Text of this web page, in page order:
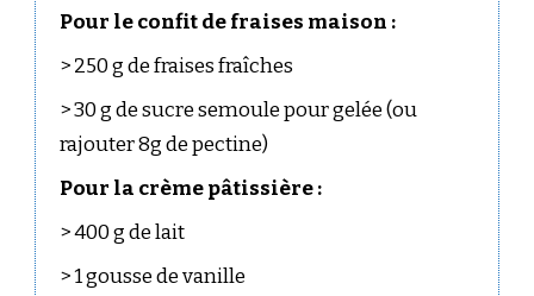
Pour le confit de fraises maison :
> 250 g de fraises fraîches
> 30 g de sucre semoule pour gelée (ou
rajouter 8g de pectine)
Pour la crème pâtissière :
> 400 g de lait
> 1 gousse de vanille